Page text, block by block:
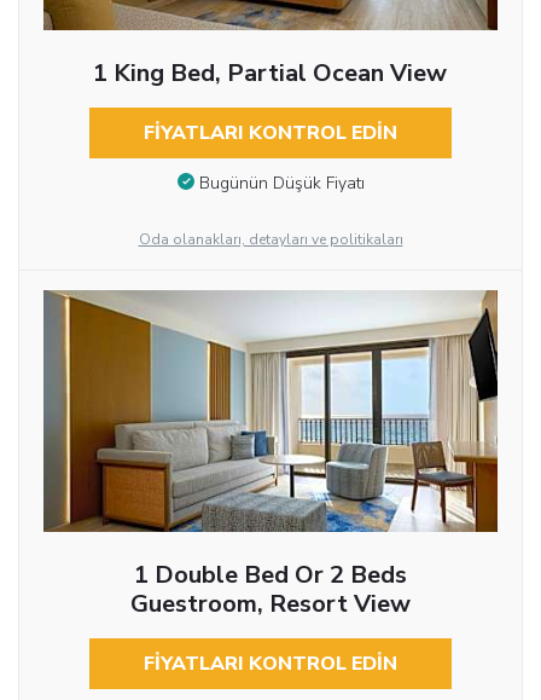
1 King Bed, Partial Ocean View
FIYATLARI KONTROL EDIN
Bugünün Düşük Fiyatı
Oda olanakları, detayları ve politikaları
1 Double Bed Or 2 Beds
Guestroom, Resort View
FIYATLARI KONTROL EDIN